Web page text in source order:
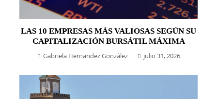
LAS 10 EMPRESAS MÁS VALIOSAS SEGÚN SU
CAPITALIZACIÓN BURSÁTIL MÁXIMA
Gabriela Hernandez González julio 31, 2026